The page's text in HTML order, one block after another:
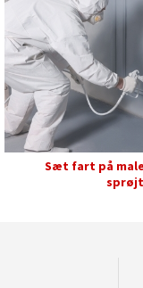
Sæt fart på